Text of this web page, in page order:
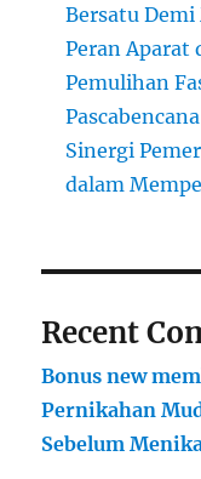
Bersatu Demi
Peran Aparat
Pemulihan
Pascabencana
Sinergi
dalam
Recent
Bonus new
Pernikahan
Sebelum